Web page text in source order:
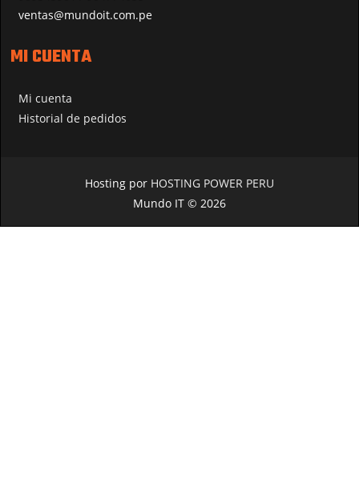
ventas@mundoit.com.pe
MI CUENTA
Mi cuenta
Historial de pedidos
Hosting por HOSTING POWER PERU
Mundo IT © 2026